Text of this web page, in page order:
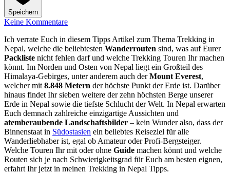
Speichern
Keine Kommentare
Ich verrate Euch in diesem Tipps Artikel zum Thema Trekking in
Nepal, welche die beliebtesten Wanderrouten sind, was auf Eurer
Packliste nicht fehlen darf und welche Trekking Touren Ihr machen
könnt. Im Norden und Osten von Nepal liegt ein Großteil des
Himalaya-Gebirges, unter anderem auch derMount Everest,
welcher mit 8.848 Metern der höchste Punkt der Erde ist. Darüber
hinaus findet Ihr sieben weitere der zehn höchsten Berge unserer
Erde in Nepal sowie die tiefste Schlucht der Welt. In Nepal erwarten
Euch demnach zahlreiche einzigartige Aussichten und
atemberaubende Landschaftsbilder – kein Wunder also, dass der
Binnenstaat in Südostasien ein beliebtes Reiseziel für alle
Wanderliebhaber ist, egal ob Amateur oder Profi-Bergsteiger.
Welche Touren Ihr mit oder ohne Guide machen könnt und welche
Routen sich je nach Schwierigkeitsgrad für Euch am besten eignen,
erfahrt Ihr jetzt in meinen Trekking in Nepal Tipps.